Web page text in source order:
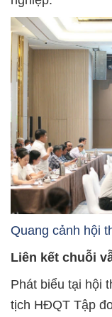
Quang cảnh hội
Liên kết chuỗi
Phát biểu tại hội
tịch HĐQT Tập